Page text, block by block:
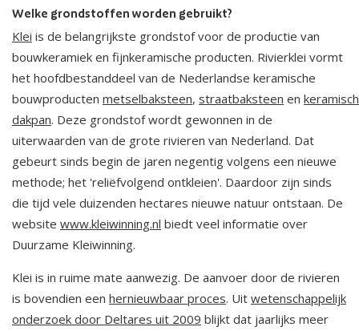
Welke grondstoffen worden gebruikt?
Klei is de belangrijkste grondstof voor de productie van
bouwkeramiek en fijnkeramische producten. Rivierklei vormt
het hoofdbestanddeel van de Nederlandse keramische
bouwproducten metselbaksteen, straatbaksteen en
dakpan. Deze grondstof wordt gewonnen in de
uiterwaarden van de grote rivieren van Nederland. Dat
gebeurt sinds begin de jaren negentig volgens een nieuwe
methode; het 'reliëfvolgend ontkleien'. Daardoor zijn sinds
die tijd vele duizenden hectares nieuwe natuur ontstaan. De
website www.kleiwinning.nl biedt veel informatie over
Duurzame Kleiwinning.
Klei is in ruime mate aanwezig. De aanvoer door de rivieren
is bovendien een hernieuwbaar proces. Uit wetenschappelijk
onderzoek door Deltares uit 2009 blijkt dat jaarlijks meer